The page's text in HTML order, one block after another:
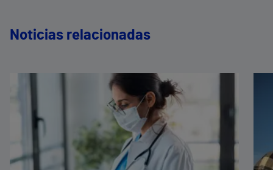
Noticias relacionadas